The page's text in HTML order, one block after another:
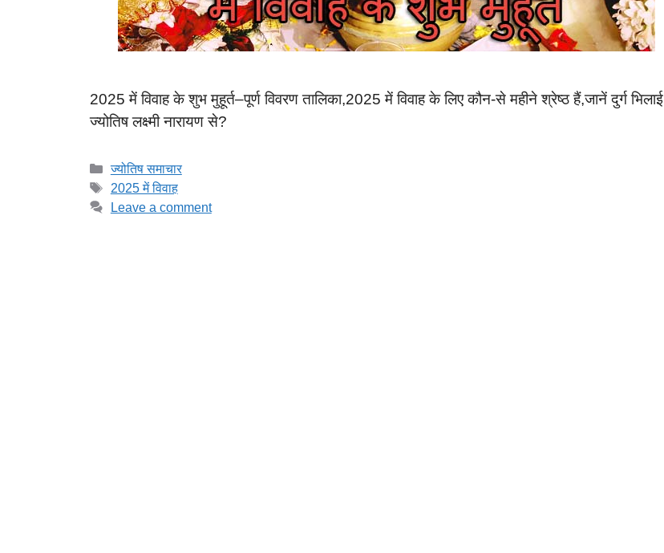
2025 में विवाह के शुभ मुहूर्त–पूर्ण विवरण तालिका,2025 में विवाह के लिए कौन-से महीने श्रेष्ठ हैं,जानें दुर्ग भिलाई
ज्योतिष लक्ष्मी नारायण से?
Categories
ज्योतिष समाचार
Tags
2025 में विवाह
Leave a comment